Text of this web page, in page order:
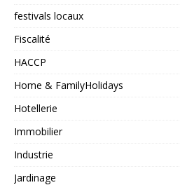
festivals locaux
Fiscalité
HACCP
Home & FamilyHolidays
Hotellerie
Immobilier
Industrie
Jardinage